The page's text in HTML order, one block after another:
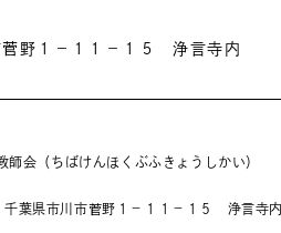
野１−１１−１５ 浄言寺内
師会（ちばけんほくぶふきょうしかい）
葉県市川市菅野１−１１−１５ 浄言寺内